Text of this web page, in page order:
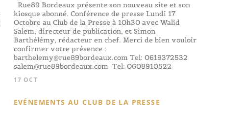
Rue89 Bordeaux présente son nouveau site et son
kiosque abonné. Conférence de presse Lundi 17
Octobre au Club de la Presse à 10h30 avec Walid
Salem, directeur de publication, et Simon
Barthélémy, rédacteur en chef. Merci de bien vouloir
confirmer votre présence :
barthelemy@rue89bordeaux.com Tel: 0619372532
salem@rue89bordeaux.com Tel: 0608910522
17 OCT
EVÉNEMENTS AU CLUB DE LA PRESSE